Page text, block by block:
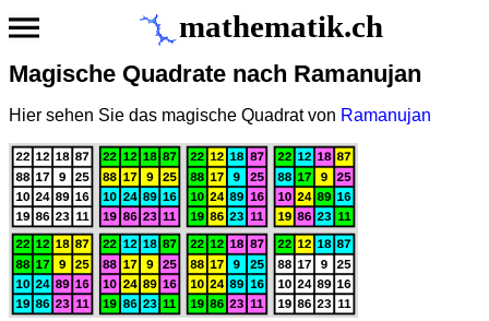
mathematik.ch
Magische Quadrate nach Ramanujan
Hier sehen Sie das magische Quadrat von Ramanujan